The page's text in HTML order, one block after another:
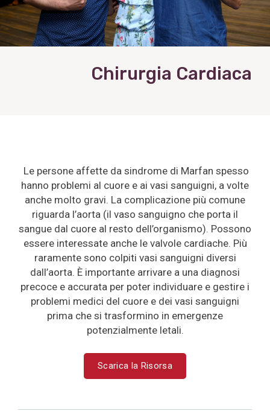
Chirurgia Cardiaca
Le persone affette da sindrome di Marfan spesso
hanno problemi al cuore e ai vasi sanguigni, a volte
anche molto gravi. La complicazione più comune
riguarda l’aorta (il vaso sanguigno che porta il
sangue dal cuore al resto dell’organismo). Possono
essere interessate anche le valvole cardiache. Più
raramente sono colpiti vasi sanguigni diversi
dall’aorta. È importante arrivare a una diagnosi
precoce e accurata per poter individuare e gestire i
problemi medici del cuore e dei vasi sanguigni
prima che si trasformino in emergenze
potenzialmente letali.
Scarica la Risorsa